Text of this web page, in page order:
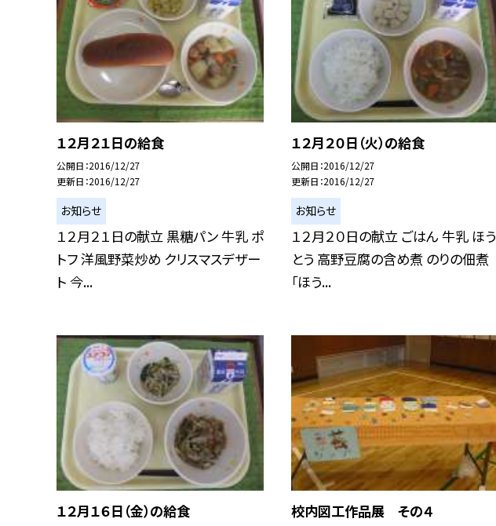
１２月２１日の給食
公開日 2016/12/27
更新日 2016/12/27
お知らせ
１２月２１日の献立 黒糖パン 牛乳 ポ
トフ 洋風野菜炒め クリスマスデザー
ト 今...
１２月２０日（火）の給食
公開日 2016/12/27
更新日 2016/12/27
お知らせ
１２月２０日の献立 ごはん 牛乳 ほう
とう 高野豆腐の含め煮 のりの佃煮
「ほう...
１２月１６日（金）の給食 校内図工作品展 その４